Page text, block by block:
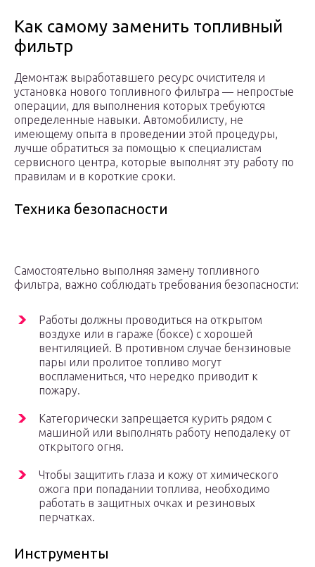
Как самому заменить топливный
фильтр
Демонтаж выработавшего ресурс очистителя и
установка нового топливного фильтра — непростые
операции, для выполнения которых требуются
определенные навыки. Автомобилисту, не
имеющему опыта в проведении этой процедуры,
лучше обратиться за помощью к специалистам
сервисного центра, которые выполнят эту работу по
правилам и в короткие сроки.
Техника безопасности
Самостоятельно выполняя замену топливного
фильтра, важно соблюдать требования безопасности:
Работы должны проводиться на открытом
воздухе или в гараже (боксе) с хорошей
вентиляцией. В противном случае бензиновые
пары или пролитое топливо могут
воспламениться, что нередко приводит к
пожару.
Категорически запрещается курить рядом с
машиной или выполнять работу неподалеку от
открытого огня.
Чтобы защитить глаза и кожу от химического
ожога при попадании топлива, необходимо
работать в защитных очках и резиновых
перчатках.
Инструменты